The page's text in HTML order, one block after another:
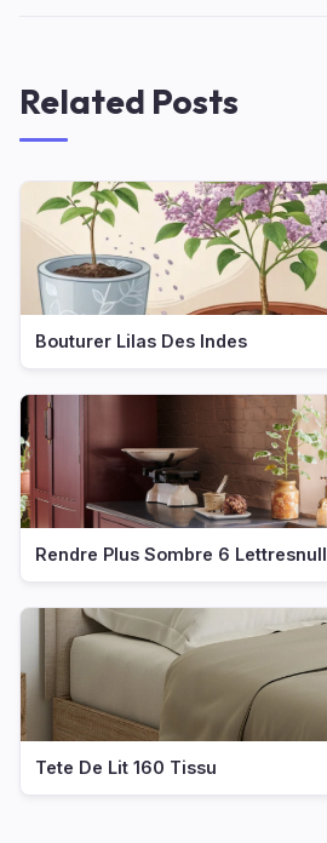
Related Posts
Bouturer Lilas Des Indes
Rendre Plus Sombre 6 Lettresnull
Tete De Lit 160 Tissu